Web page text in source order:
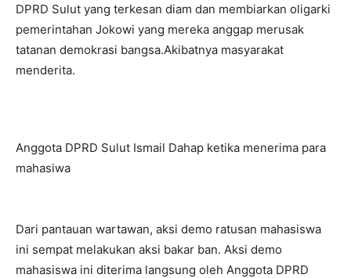
DPRD Sulut yang terkesan diam dan membiarkan oligarki
pemerintahan Jokowi yang mereka anggap merusak
tatanan demokrasi bangsa.Akibatnya masyarakat
menderita.
Anggota DPRD Sulut Ismail Dahap ketika menerima para
mahasiwa
Dari pantauan wartawan, aksi demo ratusan mahasiswa
ini sempat melakukan aksi bakar ban. Aksi demo
mahasiswa ini diterima langsung oleh Anggota DPRD